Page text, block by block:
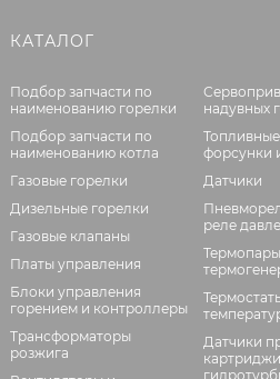
КАТАЛОГ
Подбор запчасти по
наименованию горелки
Подбор запчасти по
наименованию котла
Газовые горелки
Дизельные горелки
Газовые клапаны
Платы управления
Блоки управления
горением и контроллеры
Трансформаторы
розжига
надувных
форсунки
Датчики
реле
Датчики
картриджи,